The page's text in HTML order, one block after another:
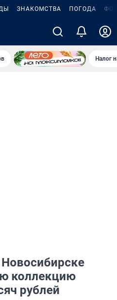
ЗНАКОМСТВА ПОГОДА
Налог
Новосибирске
коллекцию
рублей